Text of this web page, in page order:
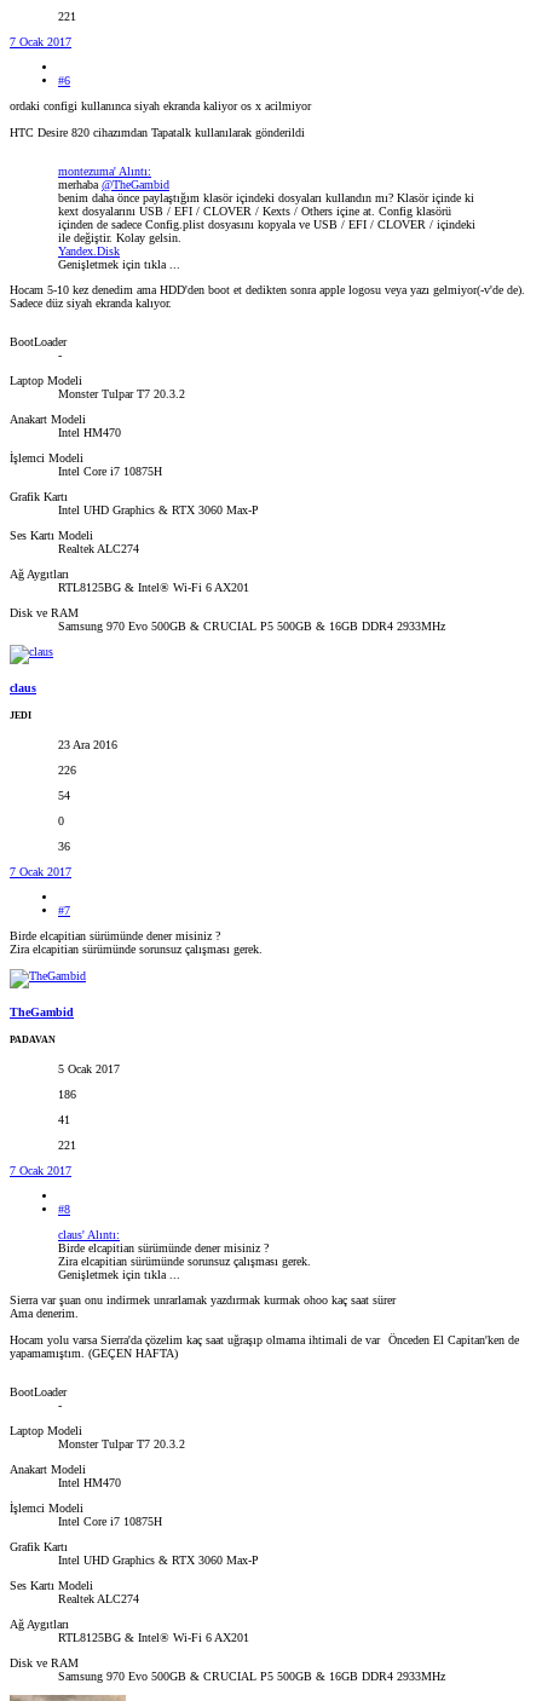
221
7 Ocak 2017
#6
ordaki configi kullanınca siyah ekranda kaliyor os x acilmiyor
HTC Desire 820 cihazımdan Tapatalk kullanılarak gönderildi
montezuma' Alıntı:
merhaba@TheGambid
benim daha önce paylaştığım klasör içindeki dosyaları kullandın mı? Klasör içinde ki
kext dosyalarını USB / EFI / CLOVER / Kexts / Others içine at. Config klasörü
içinden de sadece Config.plist dosyasını kopyala ve USB / EFI / CLOVER / içindeki
ile değiştir. Kolay gelsin.
Yandex.Disk
Genişletmek için tıkla ...
Hocam 5-10 kez denedim ama HDD'den boot et dedikten sonra apple logosu veya yazı gelmiyor(-v'de de).
Sadece düz siyah ekranda kalıyor.
BootLoader
-
Laptop Modeli
Monster Tulpar T7 20.3.2
Anakart Modeli
Intel HM470
İşlemci Modeli
Intel Core i7 10875H
Grafik Kartı
Intel UHD Graphics & RTX 3060 Max-P
Ses Kartı Modeli
Realtek ALC274
Ağ Aygıtları
RTL8125BG & Intel® Wi-Fi 6 AX201
Disk ve RAM
Samsung 970 Evo 500GB & CRUCIAL P5 500GB & 16GB DDR4 2933MHz
claus
JEDI
23 Ara 2016
226
54
0
36
7 Ocak 2017
#7
Birde elcapitian sürümünde dener misiniz ?
Zira elcapitian sürümünde sorunsuz çalışması gerek.
TheGambid
PADAVAN
5 Ocak 2017
186
41
221
7 Ocak 2017
#8
claus' Alıntı:
Birde elcapitian sürümünde dener misiniz ?
Zira elcapitian sürümünde sorunsuz çalışması gerek.
Genişletmek için tıkla ...
Sierra var şuan onu indirmek unrarlamak yazdırmak kurmak ohoo kaç saat sürer
Ama denerim.
Hocam yolu varsa Sierra'da çözelim kaç saat uğraşıp olmama ihtimali de var Önceden El Capitan'ken de
yapamamıştım. (GEÇEN HAFTA)
BootLoader
-
Laptop Modeli
Monster Tulpar T7 20.3.2
Anakart Modeli
Intel HM470
İşlemci Modeli
Intel Core i7 10875H
Grafik Kartı
Intel UHD Graphics & RTX 3060 Max-P
Ses Kartı Modeli
Realtek ALC274
Ağ Aygıtları
RTL8125BG & Intel® Wi-Fi 6 AX201
Disk ve RAM
Samsung 970 Evo 500GB & CRUCIAL P5 500GB & 16GB DDR4 2933MHz